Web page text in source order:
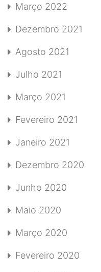
Março 2022
Dezembro 2021
Agosto 2021
Julho 2021
Março 2021
Fevereiro 2021
Janeiro 2021
Dezembro 2020
Junho 2020
Maio 2020
Março 2020
Fevereiro 2020